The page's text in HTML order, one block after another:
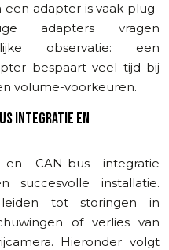
adapter is vaak plug-
adapters vragen
observatie: een
bespaart veel tijd bij
volume-voorkeuren.
INTEGRATIE EN
CAN-bus integratie
installatie.
tot storingen in
of verlies van
Hieronder volgt